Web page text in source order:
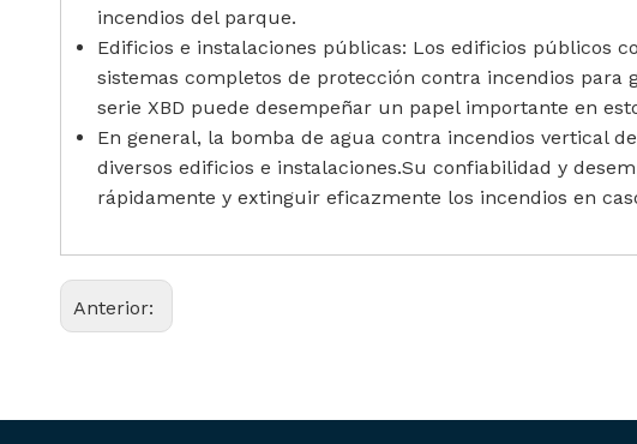
incendios del parque.
Edificios e instalaciones públicas: Los edificios públicos
sistemas completos de protección contra incendios
serie XBD puede desempeñar un papel importante en
En general, la bomba de agua contra incendios vertical
diversos edificios e instalaciones.Su confiabilidad y
rápidamente y extinguir eficazmente los incendios en
Anterior: